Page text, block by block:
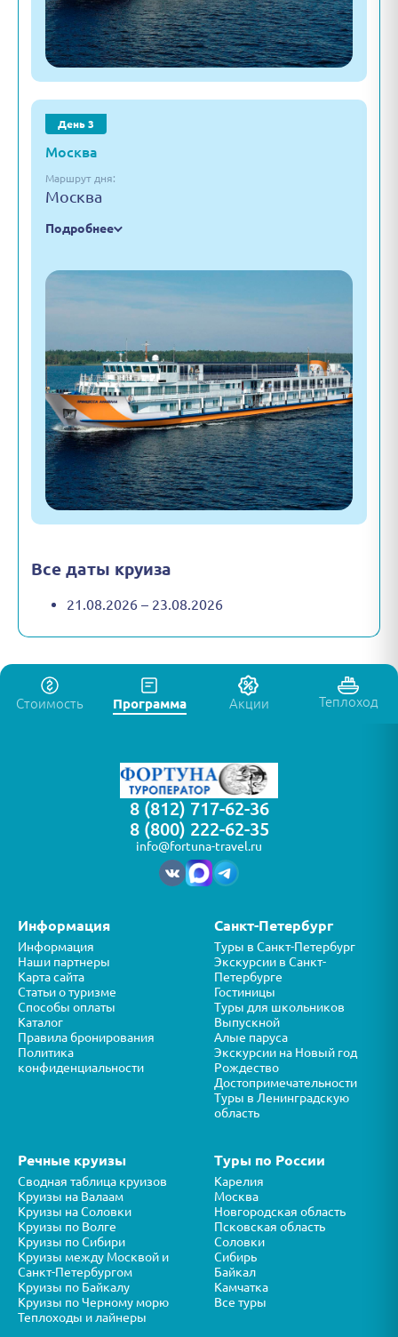
День 3
Москва
Маршрут дня:
Москва
Подробнее
Все даты круиза
21.08.2026 – 23.08.2026
Стоимость Программа Акции Теплоход
8 (812) 717-62-36
8 (800) 222-62-35
info@fortuna-travel.ru
Информация
Информация
Наши партнеры
Карта сайта
Статьи о туризме
Способы оплаты
Каталог
Правила бронирования
Политика
конфиденциальности
Санкт-Петербург
Туры в Санкт-Петербург
Экскурсии в Санкт-
Петербурге
Гостиницы
Туры для школьников
Выпускной
Алые паруса
Экскурсии на Новый год
Рождество
Достопримечательности
Туры в Ленинградскую
область
Речные круизы
Сводная таблица круизов
Круизы на Валаам
Круизы на Соловки
Круизы по Волге
Круизы по Сибири
Круизы между Москвой и
Санкт-Петербургом
Круизы по Байкалу
Круизы по Черному морю
Теплоходы и лайнеры
Туры по России
Карелия
Москва
Новгородская область
Псковская область
Соловки
Сибирь
Байкал
Камчатка
Все туры